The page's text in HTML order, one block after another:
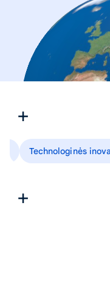
Technologinės